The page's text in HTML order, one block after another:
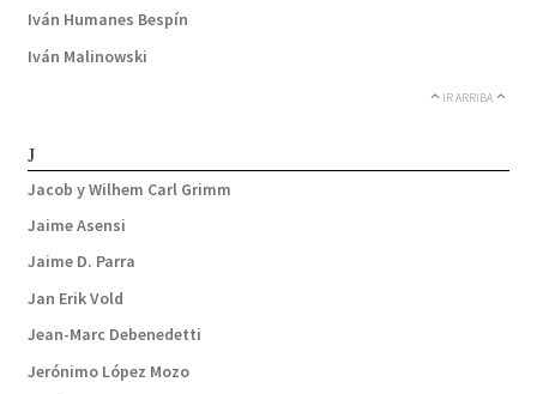
Iván Humanes Bespín
Iván Malinowski
IR ARRIBA
J
Jacob y Wilhem Carl Grimm
Jaime Asensi
Jaime D. Parra
Jan Erik Vold
Jean-Marc Debenedetti
Jerónimo López Mozo